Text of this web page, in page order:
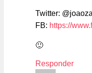
Twitter:
FB: https://
🙂
Responder